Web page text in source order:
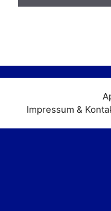
Impressum &